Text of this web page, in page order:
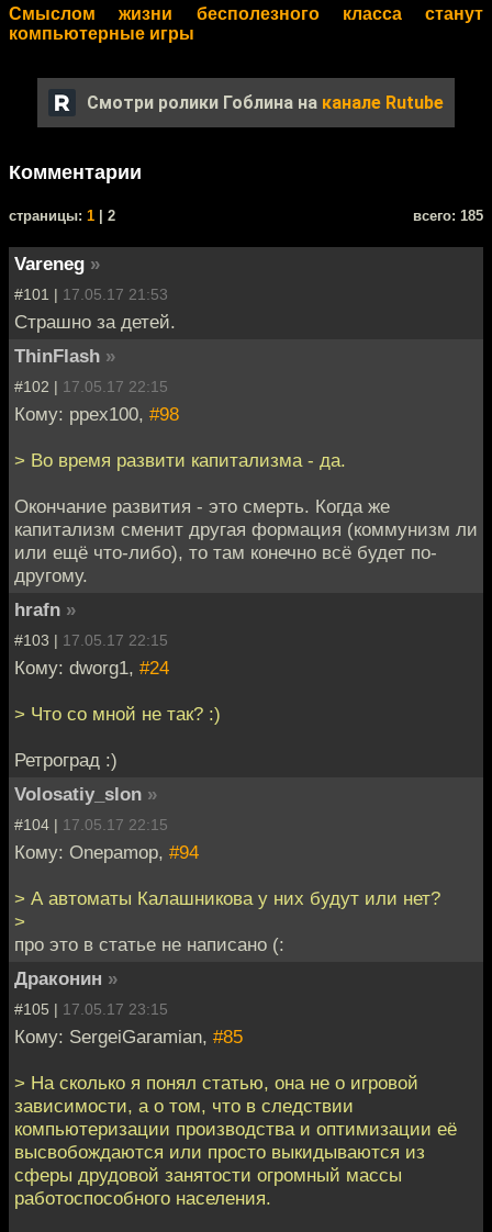
Смыслом жизни бесполезного класса станут
компьютерные игры
Смотри ролики Гоблина на канале Rutube
Комментарии
cтраницы: 1 | 2 всего: 185
Vareneg »
#101 | 17.05.17 21:53
Страшно за детей.
ThinFlash »
#102 | 17.05.17 22:15
Кому: ppex100, #98
> Во время развити капитализма - да.
Окончание развития - это смерть. Когда же
капитализм сменит другая формация (коммунизм ли
или ещё что-либо), то там конечно всё будет по-
другому.
hrafn »
#103 | 17.05.17 22:15
Кому: dworg1, #24
> Что со мной не так? :)
Ретроград :)
Volosatiy_slon »
#104 | 17.05.17 22:15
Кому: Onepamop, #94
> А автоматы Калашникова у них будут или нет?
>
про это в статье не написано (:
Драконин »
#105 | 17.05.17 23:15
Кому: SergeiGaramian, #85
> На сколько я понял статью, она не о игровой
зависимости, а о том, что в следствии
компьютеризации производства и оптимизации её
высвобождаются или просто выкидываются из
сферы друдовой занятости огромный массы
работоспособного населения.